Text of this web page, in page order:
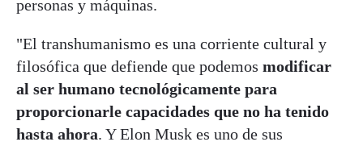
personas y máquinas.
"El transhumanismo es una corriente cultural y
filosófica que defiende que podemos modificar
al ser humano tecnológicamente para
proporcionarle capacidades que no ha tenido
hasta ahora. Y Elon Musk es uno de sus